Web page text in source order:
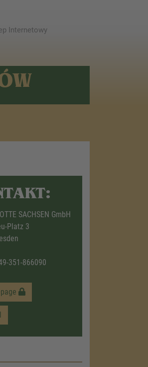
Internetowy
SACHSEN GmbH
Platz 3
351-866090